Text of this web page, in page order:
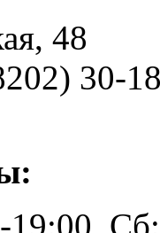
48
30-